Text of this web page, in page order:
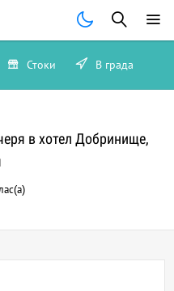
Стоки В града
в хотел Добринище,